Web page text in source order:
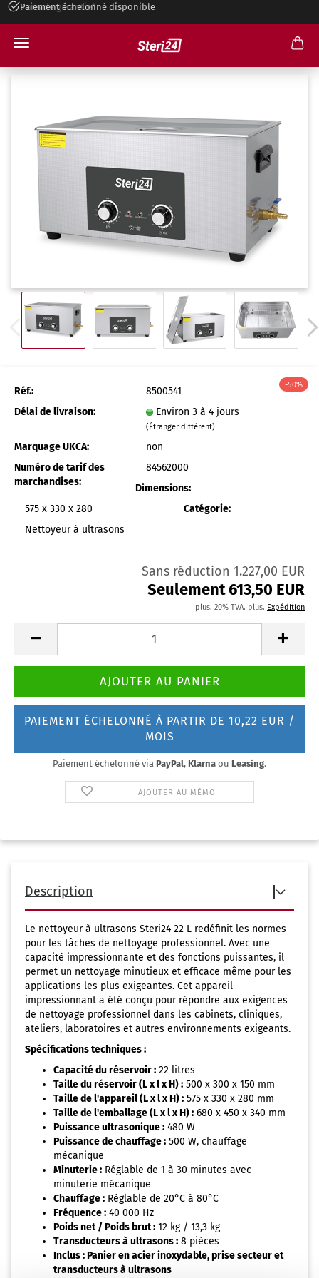
Paiement échelonné disponible
Steri24 Nettoyeur à ultrasons 22 L
-50%
Réf.:
8500541
Délai de livraison:
Environ 3 à 4 jours
(Étranger différent)
Marquage UKCA:
non
Numéro de tarif des
marchandises:
84562000
Dimensions:
575 x 330 x 280
Catégorie:
Nettoyeur à ultrasons
Sans réduction 1.227,00 EUR
Seulement 613,50 EUR
plus. 20% TVA. plus. Expédition
PAIEMENT ÉCHELONNÉ À PARTIR DE 10,22 EUR /
MOIS
Paiement échelonné via PayPal, Klarna ou Leasing.
AJOUTER AU MÉMO
Description
Le nettoyeur à ultrasons Steri24 22 L redéfinit les normes
pour les tâches de nettoyage professionnel. Avec une
capacité impressionnante et des fonctions puissantes, il
permet un nettoyage minutieux et efficace même pour les
applications les plus exigeantes. Cet appareil
impressionnant a été conçu pour répondre aux exigences
de nettoyage professionnel dans les cabinets, cliniques,
ateliers, laboratoires et autres environnements exigeants.
Spécifications techniques :
Capacité du réservoir : 22 litres
Taille du réservoir (L x l x H) : 500 x 300 x 150 mm
Taille de l'appareil (L x l x H) : 575 x 330 x 280 mm
Taille de l'emballage (L x l x H) : 680 x 450 x 340 mm
Puissance ultrasonique : 480 W
Puissance de chauffage : 500 W, chauffage
mécanique
Minuterie : Réglable de 1 à 30 minutes avec
minuterie mécanique
Chauffage : Réglable de 20°C à 80°C
Fréquence : 40 000 Hz
Poids net / Poids brut : 12 kg / 13,3 kg
Transducteurs à ultrasons : 8 pièces
Inclus : Panier en acier inoxydable, prise secteur et
transducteurs à ultrasons